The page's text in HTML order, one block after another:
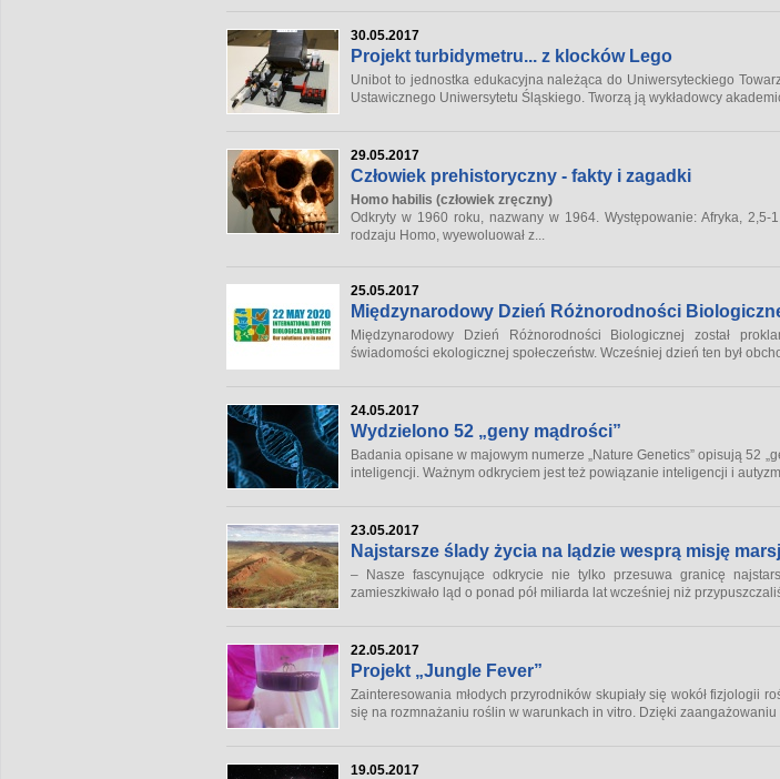
30.05.2017
Projekt turbidymetru... z klocków Lego
Unibot to jednostka edukacyjna należąca do Uniwersyteckiego
Ustawicznego Uniwersytetu Śląskiego. Tworzą ją wykładowcy
29.05.2017
Człowiek prehistoryczny - fakty i zagadki
Homo habilis (człowiek zręczny)
Odkryty w 1960 roku, nazwany w 1964. Występowanie: Afryka,
rodzaju Homo , wyewoluował z...
25.05.2017
Międzynarodowy Dzień Różnorodności
Międzynarodowy Dzień Różnorodności Biologicznej został
świadomości ekologicznej społeczeństw. Wcześniej dzień ten był
24.05.2017
Wydzielono 52 „geny mądrości”
Badania opisane w majowym numerze „Nature Genetics” opisują 52
inteligencji. Ważnym odkryciem jest też powiązanie inteligencji i
23.05.2017
Najstarsze ślady życia na lądzie wesprą misję
– Nasze fascynujące odkrycie nie tylko przesuwa granicę
zamieszkiwało ląd o ponad pół miliarda lat wcześniej niż
22.05.2017
Projekt „Jungle Fever”
Zainteresowania młodych przyrodników skupiały się wokół fizjologii
się na rozmnażaniu roślin w warunkach in vitro . Dzięki zaangażowaniu
19.05.2017